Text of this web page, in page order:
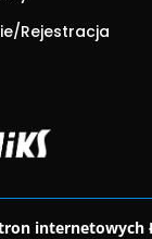
Rejestracja
internetowych